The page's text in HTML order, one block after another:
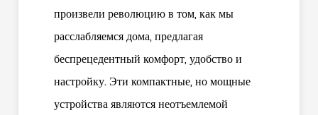
произвели революцию в том, как мы
расслабляемся дома, предлагая
беспрецедентный комфорт, удобство и
настройку. Эти компактные, но мощные
устройства являются неотъемлемой